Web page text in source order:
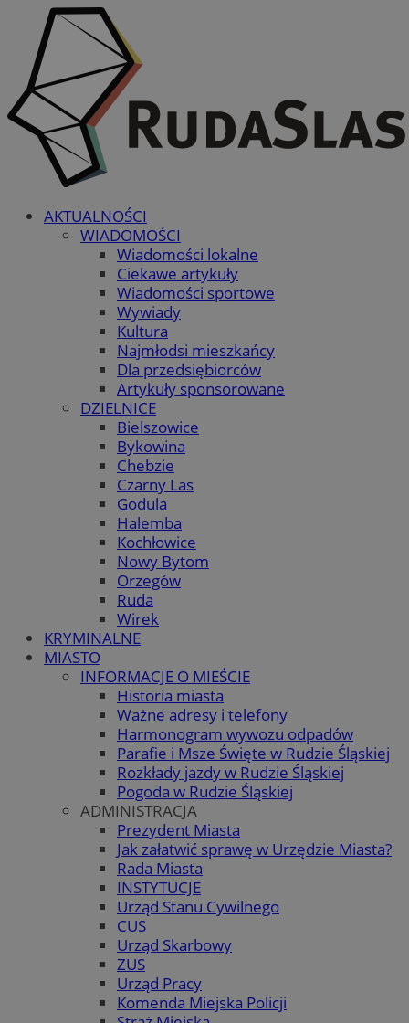
AKTUALNOŚCI
WIADOMOŚCI
Wiadomości lokalne
Ciekawe artykuły
Wiadomości sportowe
Wywiady
Kultura
Najmłodsi mieszkańcy
Dla przedsiębiorców
Artykuły sponsorowane
DZIELNICE
Bielszowice
Bykowina
Chebzie
Czarny Las
Godula
Halemba
Kochłowice
Nowy Bytom
Orzegów
Ruda
Wirek
KRYMINALNE
MIASTO
INFORMACJE O MIEŚCIE
Historia miasta
Ważne adresy i telefony
Harmonogram wywozu odpadów
Parafie i Msze Święte w Rudzie Śląskiej
Rozkłady jazdy w Rudzie Śląskiej
Pogoda w Rudzie Śląskiej
ADMINISTRACJA
Prezydent Miasta
Jak załatwić sprawę w Urzędzie Miasta?
Rada Miasta
INSTYTUCJE
Urząd Stanu Cywilnego
CUS
Urząd Skarbowy
ZUS
Urząd Pracy
Komenda Miejska Policji